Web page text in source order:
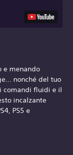
e menando
nonché del tuo
comandi fluidi e il
incalzante
PS5 e